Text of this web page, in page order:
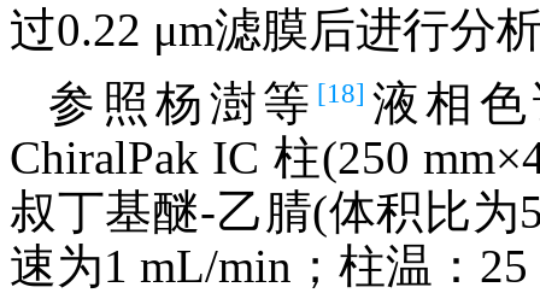
过0.22 μm滤膜后进行分
参照杨澍等 [18] 液相
ChiralPak IC 柱(250
叔丁基醚-乙腈(体积比为
速为1 mL/min；柱温：